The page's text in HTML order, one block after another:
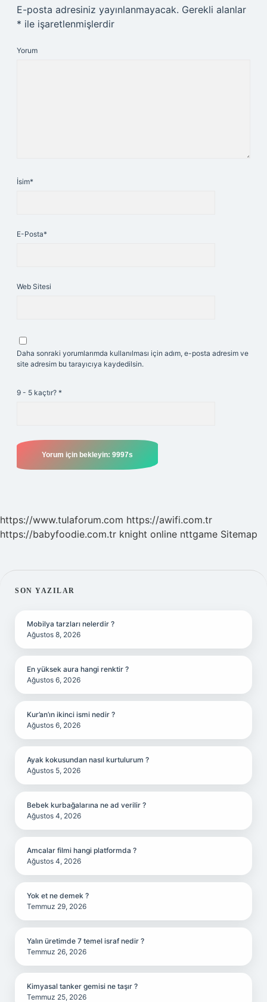
E-posta adresiniz yayınlanmayacak. Gerekli alanlar
* ile işaretlenmişlerdir
Yorum
İsim*
E-Posta*
Web Sitesi
Daha sonraki yorumlarımda kullanılması için adım, e-posta adresim ve
site adresim bu tarayıcıya kaydedilsin.
9 - 5 kaçtır? *
https://www.tulaforum.com https://awifi.com.tr
https://babyfoodie.com.tr knight online nttgame Sitemap
SIDEBAR
SON YAZILAR
Mobilya tarzları nelerdir ?
Ağustos 8, 2026
En yüksek aura hangi renktir ?
Ağustos 6, 2026
Kur’an’ın ikinci ismi nedir ?
Ağustos 6, 2026
Ayak kokusundan nasıl kurtulurum ?
Ağustos 5, 2026
Bebek kurbağalarına ne ad verilir ?
Ağustos 4, 2026
Amcalar filmi hangi platformda ?
Ağustos 4, 2026
Yok et ne demek ?
Temmuz 29, 2026
Yalın üretimde 7 temel israf nedir ?
Temmuz 26, 2026
Kimyasal tanker gemisi ne taşır ?
Temmuz 25, 2026